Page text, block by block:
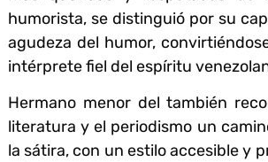
humorista, se distinguió por su
agudeza del humor,
intérprete fiel del espíritu
Hermano menor del también
literatura y el periodismo un
la sátira, con un estilo accesible y